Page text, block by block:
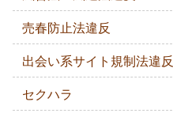
売春防止法違反
出会い系サイト規制法違反
セクハラ